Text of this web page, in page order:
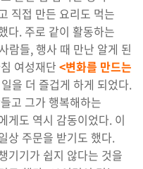
직접 만든 요리도 먹는
다. 주로 같이 활동하는
람들, 행사 때 만난 알게 된
여성재단 <변화를 만드는
을 더 즐겁게 하게 되었다.
고 그가 행복해하는
게도 역시 감동이었다. 이
상 주문을 받기도 했다.
기기가 쉽지 않다는 것을